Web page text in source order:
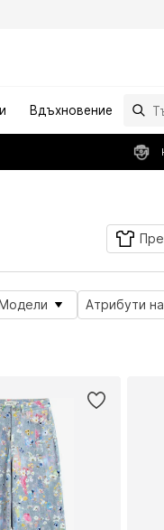
Вдъхновение
Атрибути